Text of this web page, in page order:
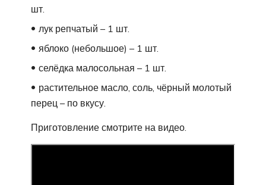
шт.
лук репчатый – 1 шт.
яблоко (небольшое) – 1 шт.
селёдка малосольная – 1 шт.
растительное масло, соль, чёрный молотый
перец – по вкусу.
Приготовление смотрите на видео.